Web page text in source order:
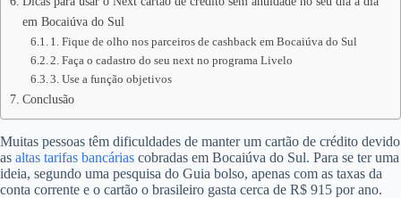
em Bocaiúva do Sul
1. Fique de olho nos parceiros de cashback em Bocaiúva do Sul
2. Faça o cadastro do seu next no programa Livelo
3. Use a função objetivos
Conclusão
Muitas pessoas têm dificuldades de manter um cartão de crédito devido
as altas tarifas bancárias cobradas em Bocaiúva do Sul. Para se ter uma
ideia, segundo uma pesquisa do Guia bolso, apenas com as taxas da
conta corrente e o cartão o brasileiro gasta cerca de R$ 915 por ano.